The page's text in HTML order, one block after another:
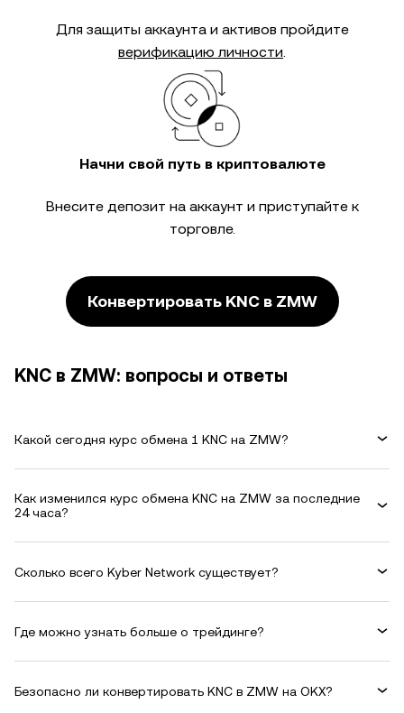
Для защиты аккаунта и активов пройдите
верификацию личности.
Начни свой путь в криптовалюте
Внесите депозит на аккаунт и приступайте к
торговле.
Конвертировать KNC в ZMW
KNC в ZMW: вопросы и ответы
Какой сегодня курс обмена 1 KNC на ZMW?
Как изменился курс обмена KNC на ZMW за последние
24 часа?
Сколько всего Kyber Network существует?
Где можно узнать больше о трейдинге?
Безопасно ли конвертировать KNC в ZMW на OKX?